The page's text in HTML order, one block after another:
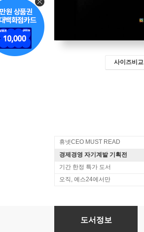
사이즈비교
휴넷CEO MUST READ
경제경영 자기계발 기획전
기간 한정 특가 도서
오직, 예스24에서만
생각의 반격
도서정보